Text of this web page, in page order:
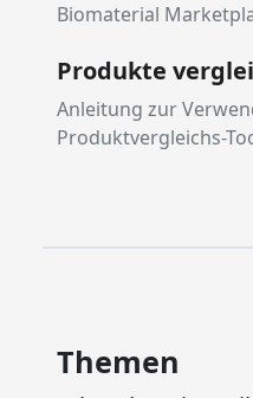
Biomaterial
Produkte
Anleitung zur
Produktvergleichs-
Themen